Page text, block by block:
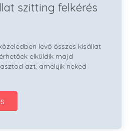
szitting felkérés
levő összes kisállat
elküldik majd
azt, amelyik neked